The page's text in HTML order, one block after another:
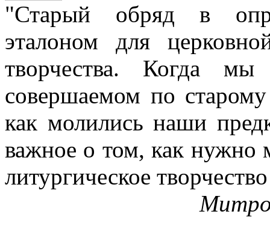
"Старый обряд в
эталоном для
творчества. Когда мы
совершаемом по
как молились наши
важное о том, как нужно
литургическое